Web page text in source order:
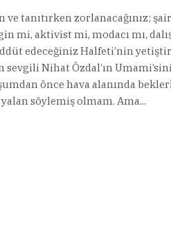
ve tanıtırken zorlanacağınız;
mi, aktivist mi, modacı mı,
edeceğiniz Halfeti’nin
Nihat Özdal’ın
önce hava alanında
söylemiş olmam. Ama...